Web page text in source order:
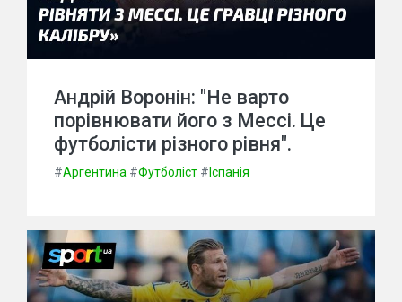
Андрій Воронін: "Не варто
порівнювати його з Мессі. Це
футболісти різного рівня".
#Аргентина #Футболіст # Іспанія